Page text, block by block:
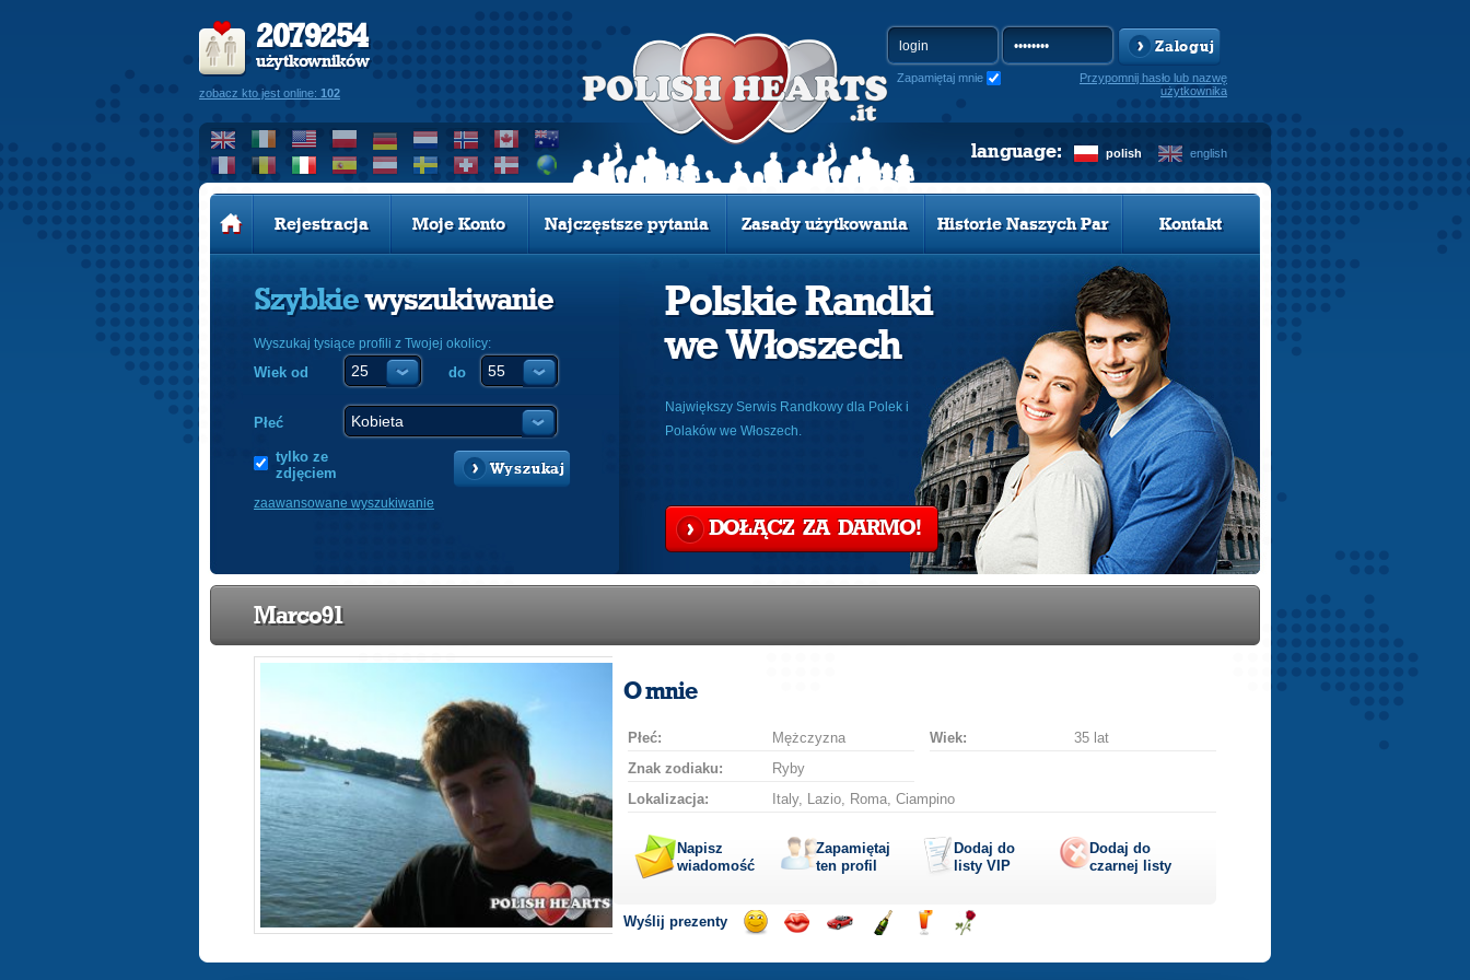
2079254
użytkowników
zobacz kto jest online: 102
Zaloguj
Zapamiętaj mnie
Przypomnij hasło lub nazwę
użytkownika
polish english
language:
Rejestracja Moje Konto Najczęstsze pytania Zasady użytkowania Historie Naszych Par Kontakt
Szybkiewyszukiwanie
Wyszukaj tysiące profili z Twojej okolicy:
Wiek od do
Płeć
tylko ze
zdjęciem
Wyszukaj
zaawansowane wyszukiwanie
Polskie Randki
we Włoszech
Największy Serwis Randkowy dla Polek i
Polaków we Włoszech.
DOŁĄCZ ZA DARMO!
Marco91
O mnie
Płeć: Mężczyzna Wiek:
35 lat
Znak zodiaku:
Ryby
Lokalizacja:
Italy, Lazio, Roma, Ciampino
Napisz
wiadomość
Zapamiętaj
ten profil
Dodaj do
listy VIP
Dodaj do
czarnej listy
Wyślij prezenty
uśmiechbuziakasamochodem
szampana
drinkaróżę